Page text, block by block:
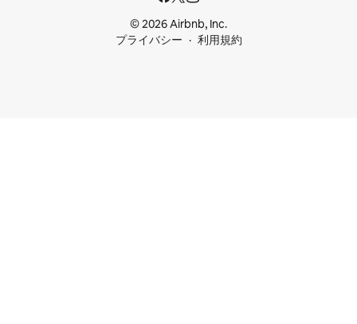
© 2026 Airbnb, Inc.
プライバシー
利用規約